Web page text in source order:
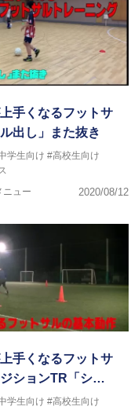
手くなるフットサ
出し」また抜き
学生向け #高校生向け
ニュー
2020/08/12
手くなるフットサ
ションTR「シ…
学生向け #高校生向け